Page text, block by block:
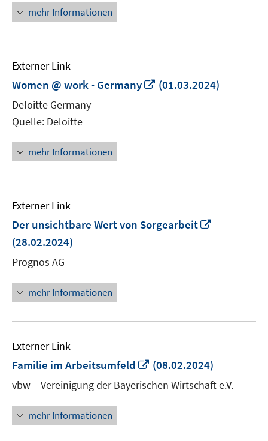
mehr Informationen
Externer Link
Women @ work - Germany
In
(01.03.2024)
Deloitte Germany
Quelle: Deloitte
mehr Informationen
Externer Link
Der unsichtbare Wert von Sorgearbeit
(28.02.2024)
Prognos AG
mehr Informationen
Externer Link
Familie im Arbeitsumfeld
In
neuem
Fenster
(08.02.2024)
vbw – Vereinigung der Bayerischen Wirtschaft e.V.
mehr Informationen